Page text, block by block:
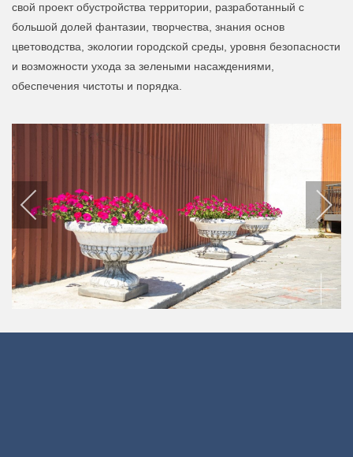
свой проект обустройства территории, разработанный с
большой долей фантазии, творчества, знания основ
цветоводства, экологии городской среды, уровня безопасности
и возможности ухода за зелеными насаждениями,
обеспечения чистоты и порядка.